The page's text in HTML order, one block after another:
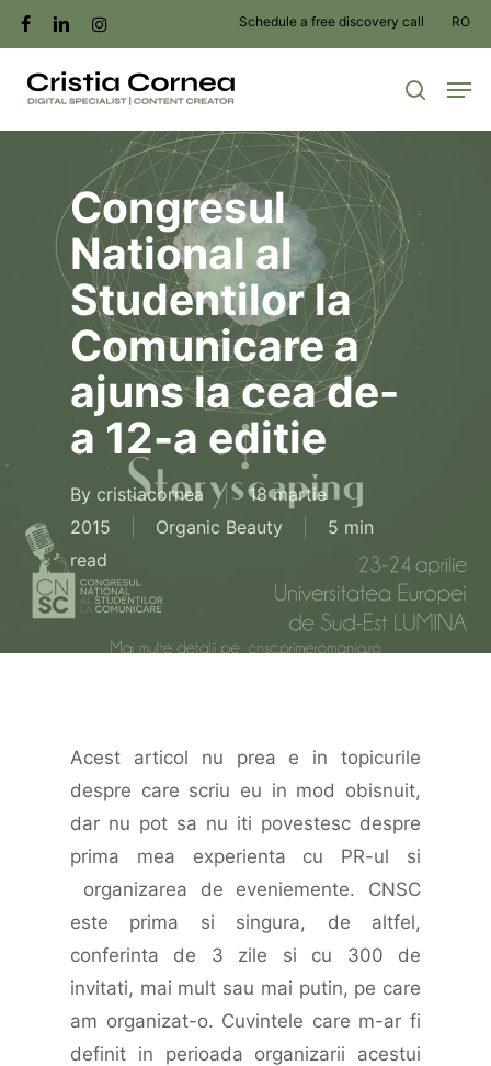
Skip
to
main
facebooklinkedininstagram Schedule a free discovery call RO
search
Congresul
National al
Studentilor la
Comunicare a
ajuns la cea de-
a 12-a editie
By cristiacornea
18 martie
2015
Organic Beauty
5 min
read
Acest articol nu prea e in topicurile
despre care scriu eu in mod obisnuit,
dar nu pot sa nu iti povestesc despre
prima mea experienta cu PR-ul si
organizarea de eveniemente. CNSC
este prima si singura, de altfel,
conferinta de 3 zile si cu 300 de
invitati, mai mult sau mai putin, pe care
am organizat-o. Cuvintele care m-ar fi
definit in perioada organizarii acestui